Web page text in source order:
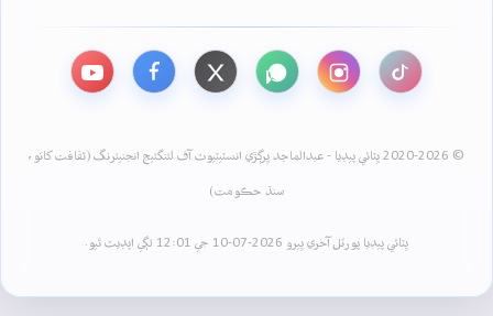
© 2020-2026 ڀٽائي پيڊيا - عبدالماجد ڀرڳڙي انسٽيٽيوٽ آف لئنگئيج انجنيئرنگ (ثقافت کاتو،
سنڌ حڪومت)
ڀٽائي پيڊيا پورٽل آخري ڀيرو 2026-07-10 جي 12:01 لڳي اپڊيٽ ٿيو.